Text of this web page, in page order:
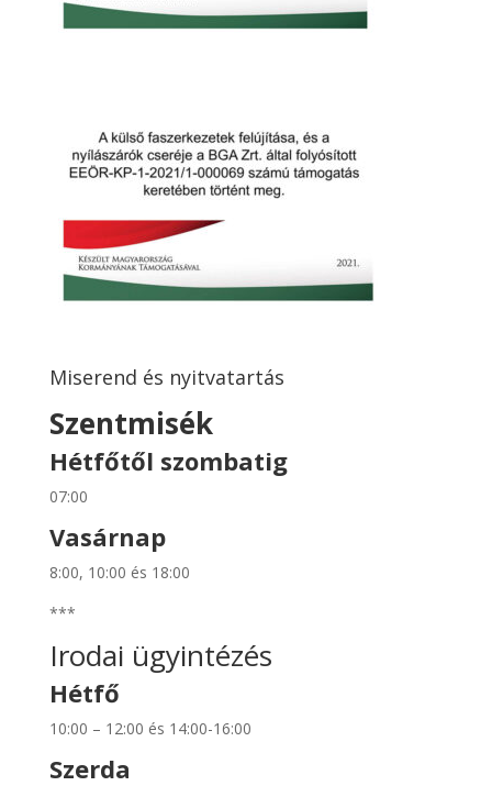
Miserend és nyitvatartás
Szentmisék
Hétfőtől szombatig
07:00
Vasárnap
8:00, 10:00 és 18:00
***
Irodai ügyintézés
Hétfő
10:00 – 12:00 és 14:00-16:00
Szerda